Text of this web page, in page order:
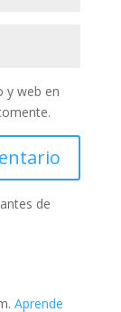
y web en
de
Aprende